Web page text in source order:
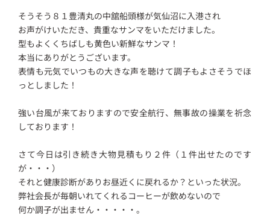
そうそう８１豊清丸の中舘船頭様が気仙沼に入港され
お声がけいただき、貴重なサンマをいただけました。
型もよくくちばしも黄色い新鮮なサンマ！
本当にありがとうございます。
表情も元気でいつもの大きな声を聴けて調子もよさそうでほ
っとしました！
強い台風が来ておりますので安全航行、無事故の操業を祈念
しております！
さて今日は引き続き大物見積もり２件（１件出せたのです
が・・・）
それと健康診断がありお昼近くに戻れるか？といった状況。
弊社会長が毎朝いれてくれるコーヒーが飲めないので
何か調子が出ません・・・・・。